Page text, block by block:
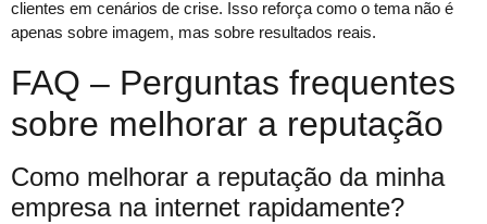
clientes em cenários de crise. Isso reforça como o tema não é
apenas sobre imagem, mas sobre resultados reais.
FAQ – Perguntas frequentes
sobre melhorar a reputação
Como melhorar a reputação da minha
empresa na internet rapidamente?